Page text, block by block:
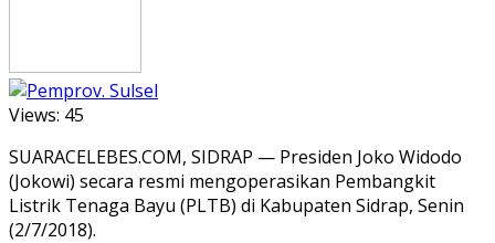
Views: 45
SUARACELEBES.COM, SIDRAP — Presiden Joko Widodo
(Jokowi) secara resmi mengoperasikan Pembangkit
Listrik Tenaga Bayu (PLTB) di Kabupaten Sidrap, Senin
(2/7/2018).